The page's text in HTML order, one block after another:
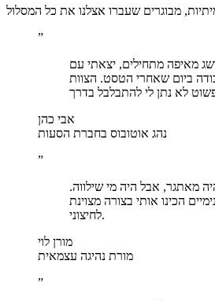
”
מאיפה מתחילים, יצאתי עם
ביום שאחרי הטסט. הצוות
אבי כהן
נהג אוטובוס בחברת הסעות
”
מאתגר, אבל היה מי שילווה.
הכינו אותי בצורה מצוינת
לחיצוני.
מורן לוי
מורת נהיגה עצמאית
”